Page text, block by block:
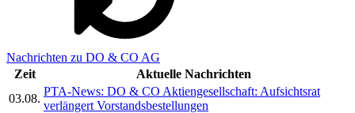
Nachrichten zu DO & CO AG
Zeit
Aktuelle Nachrichten
03.08.
PTA-News: DO & CO Aktiengesellschaft: Aufsichtsrat
verlängert Vorstandsbestellungen